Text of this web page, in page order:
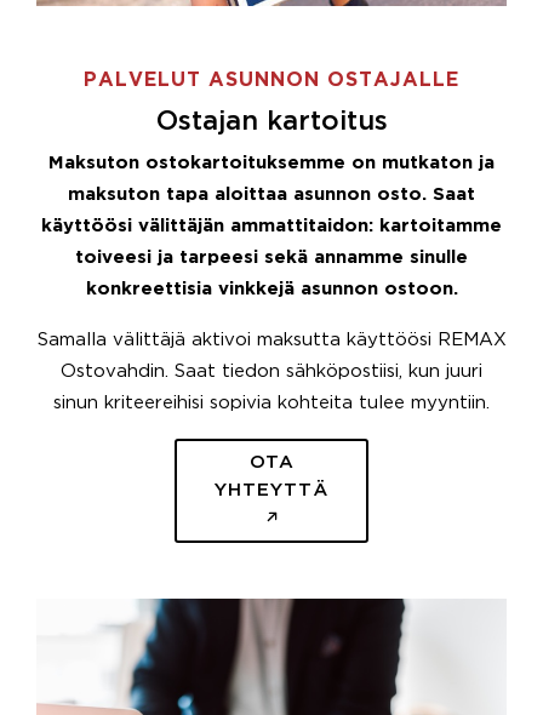
PALVELUT ASUNNON OSTAJALLE
Ostajan kartoitus
Maksuton ostokartoituksemme on mutkaton ja
maksuton tapa aloittaa asunnon osto. Saat
käyttöösi välittäjän ammattitaidon: kartoitamme
toiveesi ja tarpeesi sekä annamme sinulle
konkreettisia vinkkejä asunnon ostoon.
Samalla välittäjä aktivoi maksutta käyttöösi REMAX
Ostovahdin. Saat tiedon sähköpostiisi, kun juuri
sinun kriteereihisi sopivia kohteita tulee myyntiin.
OTA
YHTEYTTÄ